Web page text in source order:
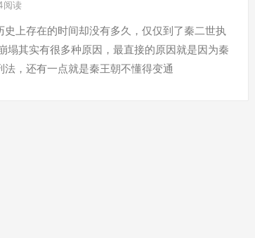
阅读
史上存在的时间却没有多久，仅仅到了秦二世执
塌其实有很多种原因，最直接的原因就是因为秦
，还有一点就是秦王朝不懂得变通